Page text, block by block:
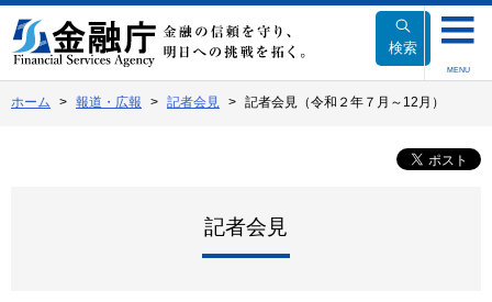
文
へ
動
検索
MENU
ホーム 報道・広報 記者会見 記者会見（令和２年７月～12月）
記者会見